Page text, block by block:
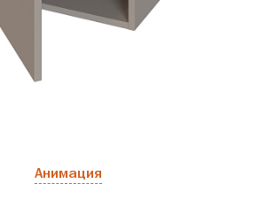
Анимация